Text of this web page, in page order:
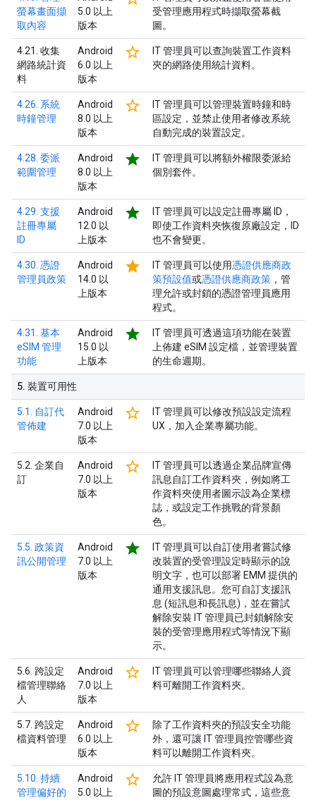
螢幕畫面擷
取內容
5.0 以上
版本
受管理應用程式時擷取螢幕截
圖。
4.21. 收集
網路統計資
料
Android
6.0 以上
版本
star_border
IT 管理員可以查詢裝置工作資料
夾的網路使用統計資料。
4.26. 系統
時鐘管理
Android
8.0 以上
版本
star_border
IT 管理員可以管理裝置時鐘和時
區設定，並禁止使用者修改系統
自動完成的裝置設定。
4.28. 委派
範圍管理
Android
8.0 以上
版本
star
IT 管理員可以將額外權限委派給
個別套件。
4.29. 支援
註冊專屬
ID
Android
12.0 以
上版本
star
IT 管理員可以設定註冊專屬 ID，
即使工作資料夾恢復原廠設定，ID
也不會變更。
4.30. 憑證
管理員政策
Android
14.0 以
上版本
star IT 管理員可以使用憑證供應商政
策預設值或憑證供應商政策 ，管
理允許或封鎖的憑證管理員應用
程式。
4.31. 基本
eSIM 管理
功能
Android
15.0 以
上版本
star
IT 管理員可透過這項功能在裝置
上佈建 eSIM 設定檔，並管理裝置
的生命週期。
5. 裝置可用性
5.1. 自訂代
管佈建
Android
7.0 以上
版本
star_border
IT 管理員可以修改預設設定流程
UX，加入企業專屬功能。
5.2. 企業自
訂
Android
7.0 以上
版本
star_border
IT 管理員可以透過企業品牌宣傳
訊息自訂工作資料夾，例如將工
作資料夾使用者圖示設為企業標
誌，或設定工作挑戰的背景顏
色。
5.5. 政策資
訊公開管理
Android
7.0 以上
版本
star
IT 管理員可以自訂使用者嘗試修
改裝置的受管理設定時顯示的說
明文字，也可以部署 EMM 提供的
通用支援訊息。您可自訂支援訊
息 (短訊息和長訊息)，並在嘗試
解除安裝 IT 管理員已封鎖解除安
裝的受管理應用程式等情況下顯
示。
5.6. 跨設定
檔管理聯絡
人
Android
7.0 以上
版本
star_border
IT 管理員可以管理哪些聯絡人資
料可離開工作資料夾。
5.7. 跨設定
檔資料管理
Android
6.0 以上
版本
star_border
除了工作資料夾的預設安全功能
外，還可讓 IT 管理員控管哪些資
料可以離開工作資料夾。
5.10. 持續
管理偏好的
Android
5.0 以上
star_border
允許 IT 管理員將應用程式設為意
圖的預設意圖處理常式，這些意